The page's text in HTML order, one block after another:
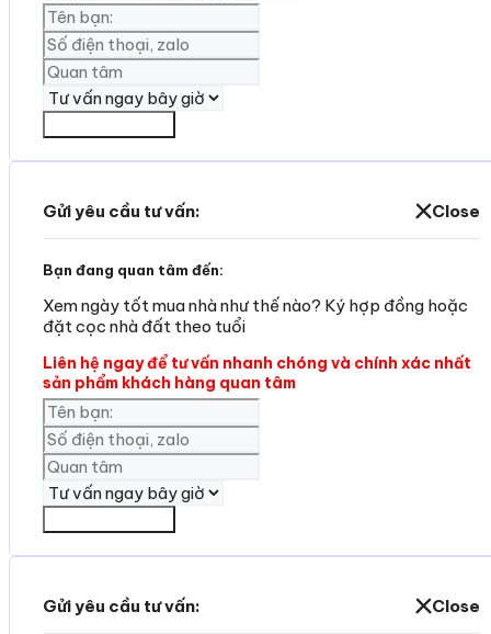
Gửi yêu cầu tư vấn: Close
Bạn đang quan tâm đến:
Xem ngày tốt mua nhà như thế nào? Ký hợp đồng hoặc
đặt cọc nhà đất theo tuổi
Liên hệ ngay để tư vấn nhanh chóng và chính xác nhất
sản phẩm khách hàng quan tâm
Gửi yêu cầu tư vấn: Close